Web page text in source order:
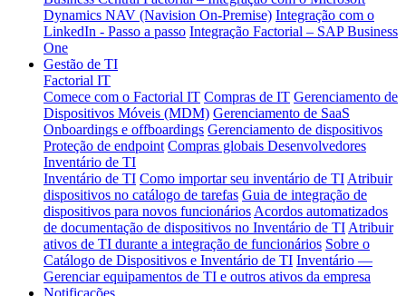
Dynamics NAV (Navision On-Premise) Integração com o
LinkedIn - Passo a passo Integração Factorial – SAP Business
One
Gestão de TI
Factorial IT
Comece com o Factorial IT Compras de IT Gerenciamento de
Dispositivos Móveis (MDM) Gerenciamento de SaaS
Onboardings e offboardings Gerenciamento de dispositivos
Proteção de endpoint Compras globais Desenvolvedores
Inventário de TI
Inventário de TI Como importar seu inventário de TI Atribuir
dispositivos no catálogo de tarefas Guia de integração de
dispositivos para novos funcionários Acordos automatizados
de documentação de dispositivos no Inventário de TI Atribuir
ativos de TI durante a integração de funcionários Sobre o
Catálogo de Dispositivos e Inventário de TI Inventário —
Gerenciar equipamentos de TI e outros ativos da empresa
Notificações